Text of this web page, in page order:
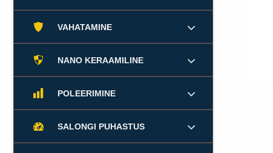
VAHATAMINE
NANO KERAAMILINE
POLEERIMINE
SALONGI PUHASTUS